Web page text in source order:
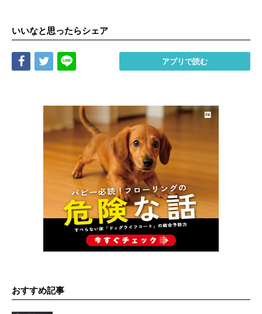
いいなと思ったらシェア
Share Tweet アプリで読む
おすすめ記事